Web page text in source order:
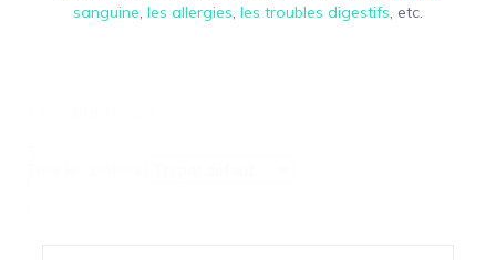
sanguine, les allergies, les troubles digestifs, etc.